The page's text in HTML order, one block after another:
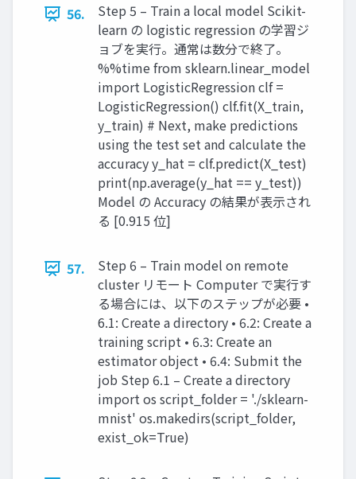
56.
Step 5 – Train a local model Scikit-
learn の logistic regression の学習ジ
ョブを実⾏。通常は数分で終了。
%%time from sklearn.linear_model
import LogisticRegression clf =
LogisticRegression() clf.fit(X_train,
y_train) # Next, make predictions
using the test set and calculate the
accuracy y_hat = clf.predict(X_test)
print(np.average(y_hat == y_test))
Model の Accuracy の結果が表⽰され
る [0.915 位]
57.
Step 6 – Train model on remote
cluster リモート Computer で実⾏す
る場合には、以下のステップが必要 •
6.1: Create a directory • 6.2: Create a
training script • 6.3: Create an
estimator object • 6.4: Submit the
job Step 6.1 – Create a directory
import os script_folder = './sklearn-
mnist' os.makedirs(script_folder,
exist_ok=True)